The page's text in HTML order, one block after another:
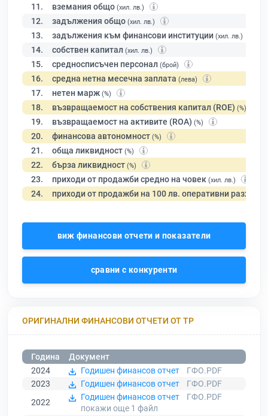
11. вземания общо (хил. лв.)
12. задължения общо (хил. лв.)
13. задължения към финансови институции (хил. лв.)
14. собствен капитал (хил. лв.)
15. средносписъчен персонал (брой)
16. средна нетна месечна заплата (лева)
17. нетен марж (%)
18. възвращаемост на собствения капитал (ROE) (%)
19. възвращаемост на активите (ROA) (%)
20. финансова автономност (%)
21. обща ликвидност (%)
22. бърза ликвидност (%)
23. приходи от продажби средно на човек (хил. лв.)
24. приходи от продажби на 100 лв. оперативни разходи
виж финансови отчети и показатели
сравни с конкуренти
ОРИГИНАЛНИ ФИНАНСОВИ ОТЧЕТИ ОТ ТР
Година
Документ
2024
Годишен финансов отчет
ГФО.PDF
2023
Годишен финансов отчет
ГФО.PDF
2022
Годишен финансов отчет
ГФО.PDF
покажи още 1 файл